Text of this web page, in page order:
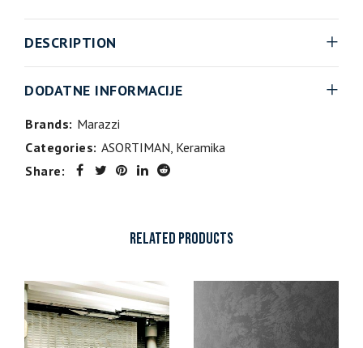
DESCRIPTION
DODATNE INFORMACIJE
Brands: Marazzi
Categories: ASORTIMAN Keramika
Share:
RELATED PRODUCTS